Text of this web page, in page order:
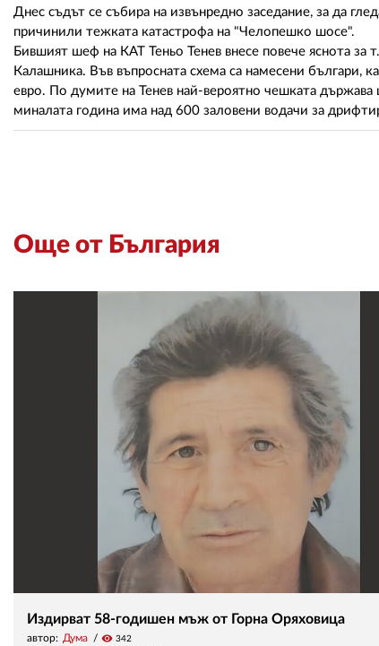
Днес съдът се събира на извънредно заседание, за да
причинили тежката катастрофа на "Челопешко шосе".
Бившият шеф на КАТ Теньо Тенев внесе повече яснота
Калашника. Във въпросната схема са намесени
евро. По думите на Тенев най-вероятно чешката
миналата година има над 600 заловени водачи за
Още от България
Издирват 58-годишен мъж от Горна Оряховица
автор: Дума visibility 342